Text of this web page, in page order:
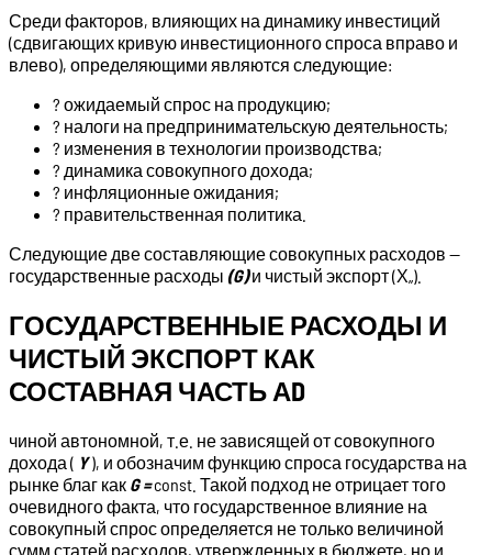
Среди факторов, влияющих на динамику инвестиций
(сдвигающих кривую инвестиционного спроса вправо и
влево), определяющими являются следующие:
? ожидаемый спрос на продукцию;
? налоги на предпринимательскую деятельность;
? изменения в технологии производства;
? динамика совокупного дохода;
? инфляционные ожидания;
? правительственная политика.
Следующие две составляющие совокупных расходов —
государственные расходы (G)и чистый экспорт (Х„).
ГОСУДАРСТВЕННЫЕ РАСХОДЫ И
ЧИСТЫЙ ЭКСПОРТ КАК
СОСТАВНАЯ ЧАСТЬ АD
чиной автономной, т.е. не зависящей от совокупного
дохода ( Y), и обозначим функцию спроса государства на
рынке благ как G =const. Такой подход не отрицает того
очевидного факта, что государственное влияние на
совокупный спрос определяется не только величиной
сумм статей расходов, утвержденных в бюджете, но и